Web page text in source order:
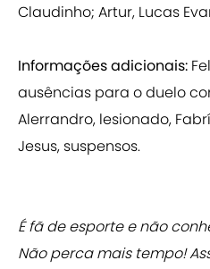
Claudinho; Artur, Lucas
Informações adicionais:
ausências para o duelo
Alerrandro, lesionado,
Jesus, suspensos.
É fã de esporte e não
Não perca mais tempo!